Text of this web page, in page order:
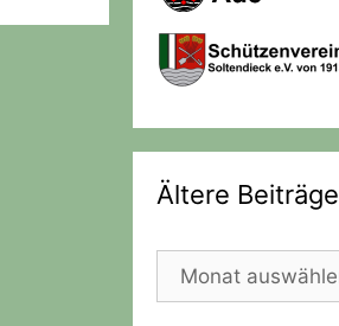
Ältere Beiträge
Ältere
Beiträge